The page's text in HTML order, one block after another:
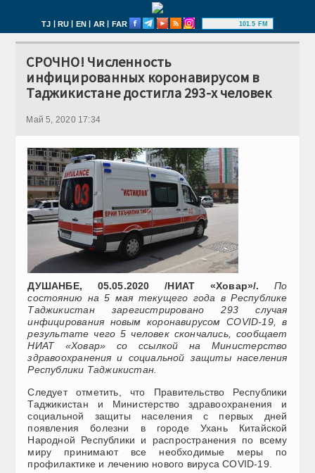
TJ | RU | EN | AR | FAR 101.5 FM
СРОЧНО! Численность
инфицированных коронавирусом в
Таджикистане достигла 293-х человек
Май 5, 2020 17:34
ДУШАНБЕ, 05.05.2020 /НИАТ «Ховар»/.
По
состоянию на 5 мая текущего года в Республике
Таджикистан зарегистрировано 293 случая
инфицирования новым коронавирусом COVID-19, в
результате чего 5 человек скончались, сообщает
НИАТ «Ховар» со ссылкой на Министерство
здравоохранения и социальной защиты населения
Республики Таджикистан.
Следует отметить, что Правительство Республики
Таджикистан и Министерство здравоохранения и
социальной защиты населения с первых дней
появления болезни в городе Ухань Китайской
Народной Республики и распространения по всему
миру принимают все необходимые меры по
профилактике и лечению нового вируса COVID-19.